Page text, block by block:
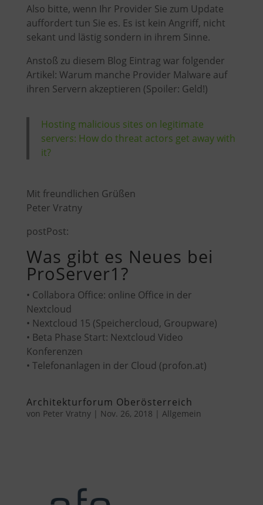
Also bitte, wenn Ihr Provider Sie zum Update
auffordert tun Sie es. Es ist kein Angriff, nicht
sekant und lästig sondern in ihrem Sinne.
Anstoß zu diesem Blog Eintrag war folgender
Artikel: Warum manche Provider Malware auf
ihren Servern akzeptieren (Spoiler: Geld!)
Hosting malicious sites on legitimate
servers: How do threat actors get away with
it?
Mit freundlichen Grüßen
Peter Vratny
postPost:
Was gibt es Neues bei
ProServer1?
• Collabora Office: online Office in der
Nextcloud
• Nextcloud 15 (Speichercloud, Groupware)
• Beta Phase Start: Nextcloud Video
Konferenzen
• Telefonanlagen in der Cloud (profon.at)
Architekturforum Oberösterreich
von Peter Vratny| Nov. 26, 2018 | Allgemein